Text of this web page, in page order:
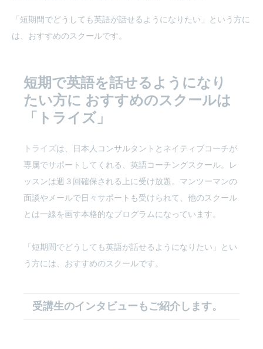
「短期間でどうしても英語が話せるようになりたい」という方に
は、おすすめのスクールです。
短期で英語を話せるようになり
たい方に おすすめのスクールは
「トライズ」
トライズは、日本人コンサルタントとネイティブコーチが
専属でサポートしてくれる、英語コーチングスクール。レ
ッスンは週３回確保される上に受け放題。マンツーマンの
面談やメールで日々サポートも受けられて、他のスクール
とは一線を画す本格的なプログラムになっています。
「短期間でどうしても英語が話せるようになりたい」とい
う方には、おすすめのスクールです。
受講生のインタビューもご紹介します。